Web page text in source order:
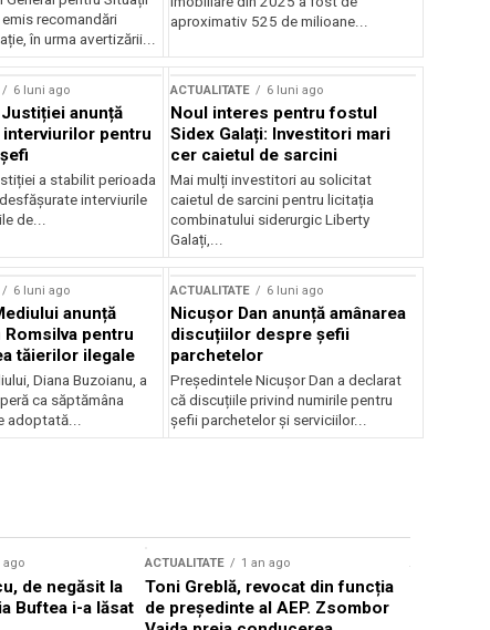
recomandări
în urma avertizării...
aproximativ 525 de milioane...
6 luni ago
anunță
pentru
a stabilit perioada
interviurile
de...
ACTUALITATE 6 luni ago
Noul interes pentru fostul
Sidex Galați: Investitori mari
cer caietul de sarcini
Mai mulți investitori au solicitat
caietul de sarcini pentru licitația
combinatului siderurgic Liberty
Galați,...
6 luni ago
anunță
pentru
tăierilor ilegale
Diana Buzoianu, a
ca săptămâna
adoptată...
ACTUALITATE 6 luni ago
Nicușor Dan anunță amânarea
discuțiilor despre șefii
parchetelor
Președintele Nicușor Dan a declarat
că discuțiile privind numirile pentru
șefii parchetelor și serviciilor...
ago
de negăsit la
Buftea i-a lăsat
ACTUALITATE 1 an ago
Toni Greblă, revocat din funcția
de președinte al AEP. Zsombor